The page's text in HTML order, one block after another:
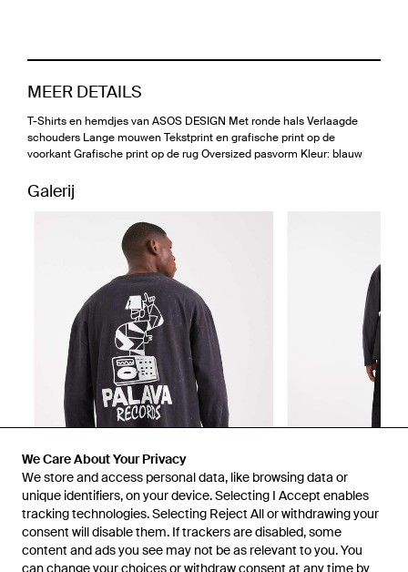
We Care About Your Privacy
We store and access personal data, like browsing data or
unique identifiers, on your device. Selecting I Accept enables
tracking technologies. Selecting Reject All or withdrawing your
consent will disable them. If trackers are disabled, some
content and ads you see may not be as relevant to you. You
can change your choices or withdraw consent at any time by
MEER DETAILS
T-Shirts en hemdjes van ASOS DESIGN Met ronde hals Verlaagde
schouders Lange mouwen Tekstprint en grafische print op de
voorkant Grafische print op de rug Oversized pasvorm Kleur: blauw
Galerij